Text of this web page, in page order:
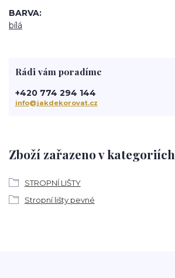
BARVA
bílá
Zboží zařazeno v kategoriích
STROPNÍ LIŠTY
Stropní lišty pevné
Rádi vám poradíme
+420 774 294 144
info@jakdekorovat.cz